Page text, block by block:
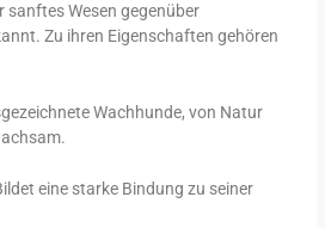
sanftes Wesen gegenüber
Zu ihren Eigenschaften gehören
Wachhunde, von Natur
eine starke Bindung zu seiner